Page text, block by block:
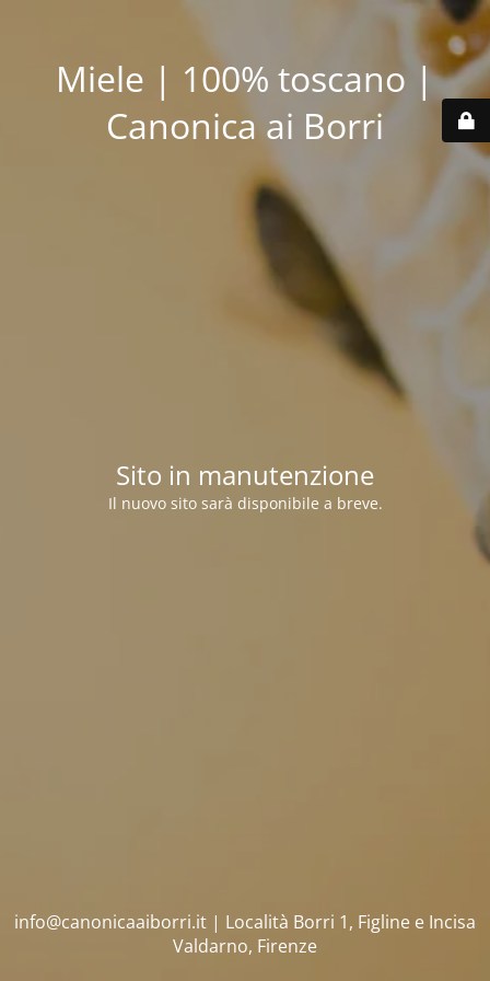
Miele | 100% toscano |
Canonica ai Borri
Sito in manutenzione
Il nuovo sito sarà disponibile a breve.
info@canonicaaiborri.it | Località Borri 1, Figline e Incisa
Valdarno, Firenze